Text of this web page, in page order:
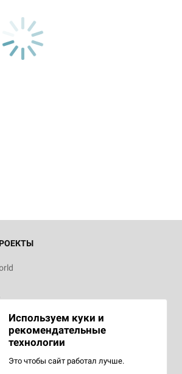
Используем куки и
рекомендательные
технологии
Это чтобы сайт работал лучше.